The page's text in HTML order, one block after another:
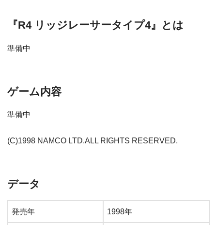
『R4 リッジレーサータイプ4』とは
準備中
ゲーム内容
準備中
(C)1998 NAMCO LTD.ALL RIGHTS RESERVED.
データ
発売年 1998年